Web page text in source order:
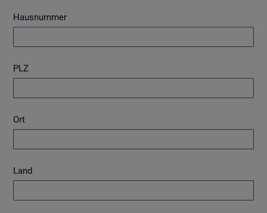
Hausnummer
PLZ
Ort
Land